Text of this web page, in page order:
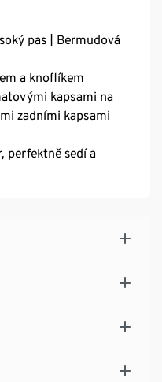
pas | Bermudová
a knoflíkem
kapsami na
zadními kapsami
perfektně sedí a